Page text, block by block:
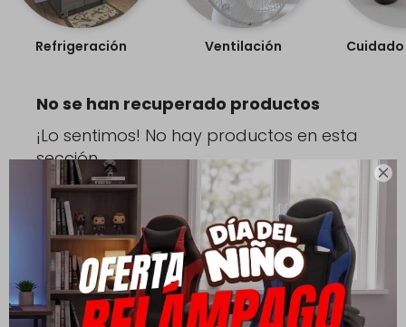

Refrigeración Ventilación
No se han recuperado productos
¡Lo sentimos! No hay productos en esta
sección.
Inténtalo nuevamente con otros criterios de filtrado o
busca en otras secciones de nuestro catálogo.
Filtrando por:
Pequeños de cocina
Poperas
Quitar filtros